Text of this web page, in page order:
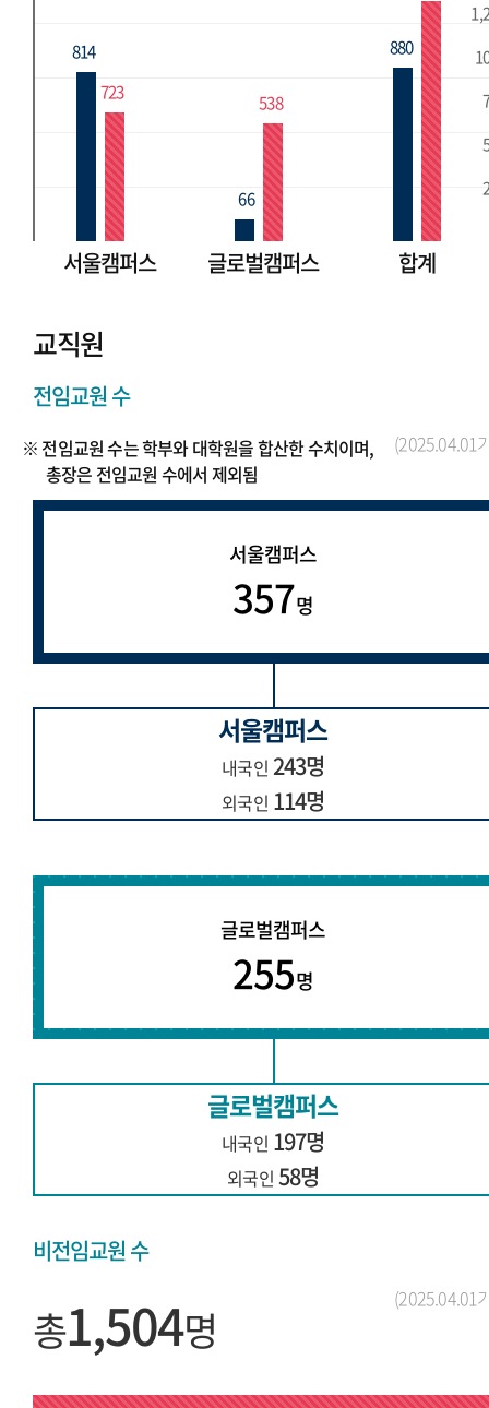
서울캠퍼스 글로벌캠퍼스 합계
814
723
66
538
880
교직원
전임교원 수
(2025.04.01
서울캠퍼스
357명
서울캠퍼스
내국인 243명
외국인 114명
글로벌캠퍼스
255명
글로벌캠퍼스
내국인 197명
외국인 58명
※ 전임교원 수는 학부와 대학원을 합산한 수치이며,
총장은 전임교원 수에서 제외됨
비전임교원 수
(2025.04.01
총1,504명